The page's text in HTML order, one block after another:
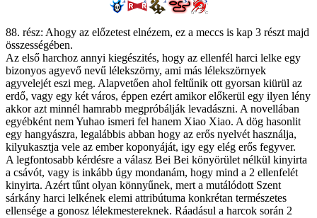
88. rész: Ahogy az előzetest elnézem, ez a meccs is kap 3 részt majd
összességében.
Az első harchoz annyi kiegészités, hogy az ellenfél harci lelke egy
bizonyos agyevő nevű lélekszörny, ami más lélekszörnyek
agyvelejét eszi meg. Alapvetően ahol feltűnik ott gyorsan kiürül az
erdő, vagy egy két város, éppen ezért amikor előkerül egy ilyen lény
akkor azt minnél hamrabb megpróbálják levadászni. A novellában
egyébként nem Yuhao ismeri fel hanem Xiao Xiao. A dög hasonlit
egy hangyászra, legalábbis abban hogy az erős nyelvét használja,
kilyukasztja vele az ember koponyáját, igy egy elég erős fegyver.
A legfontosabb kérdésre a válasz Bei Bei könyörület nélkül kinyirta
a csávót, vagy is inkább úgy mondanám, hogy mind a 2 ellenfelét
kinyirta. Azért tűnt olyan könnyűnek, mert a mutálódott Szent
sárkány harci lelkének elemi attribútuma konkrétan természetes
ellensége a gonosz lélekmestereknek. Ráadásul a harcok során 2